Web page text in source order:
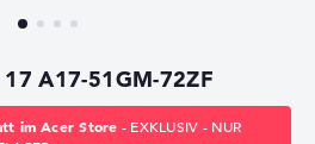
A17-51GM-72ZF
im Acer Store - EXKLUSIV - NUR